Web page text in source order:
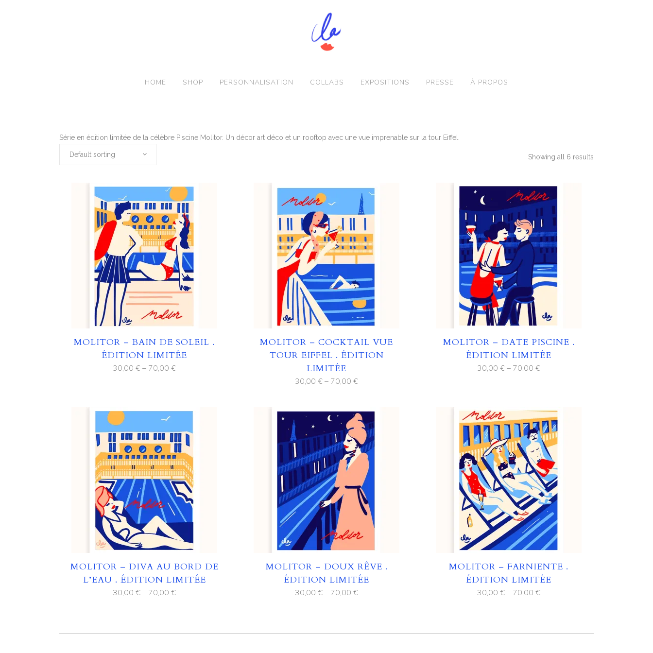
HOME SHOP PERSONNALISATION COLLABS EXPOSITIONS PRESSE À PROPOS
Série en édition limitée de la célèbre Piscine Molitor. Un décor art déco et un rooftop avec une vue imprenable sur la tour Eiffel.
Showing all 6 results
Default sorting
MOLITOR – BAIN DE SOLEIL .
ÉDITION LIMITÉE
30,00 €– 70,00 €
MOLITOR – COCKTAIL VUE
TOUR EIFFEL . ÉDITION
LIMITÉE
30,00 €– 70,00 €
MOLITOR – DATE PISCINE .
ÉDITION LIMITÉE
30,00 €– 70,00 €
MOLITOR – DIVA AU BORD DE
L’EAU . ÉDITION LIMITÉE
30,00 €– 70,00 €
MOLITOR – DOUX RÊVE .
ÉDITION LIMITÉE
30,00 €– 70,00 €
MOLITOR – FARNIENTE .
ÉDITION LIMITÉE
30,00 €– 70,00 €